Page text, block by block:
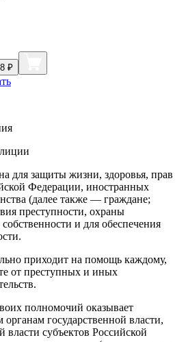
₽
для защиты жизни, здоровья, прав
Федерации, иностранных
(далее также — граждане;
преступности, охраны
и для обеспечения
приходит на помощь каждому,
от преступных и иных
полномочий оказывает
государственной власти,
власти субъектов Российской